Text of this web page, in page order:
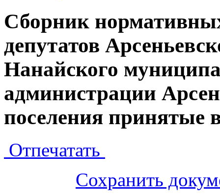
Сборник
депутатов
Нанайского
администрации
поселения принятые
Отпечатать
Сохранить